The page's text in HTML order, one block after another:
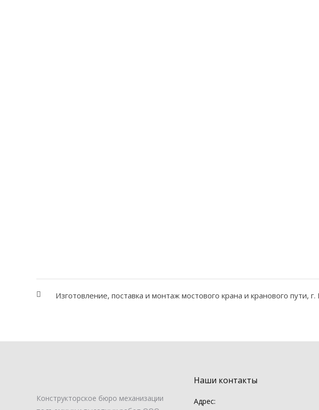
Изготовление, поставка и монтаж мостового крана и кранового пути, г.
Конструкторское бюро механизации
Наши контакты
Адрес: